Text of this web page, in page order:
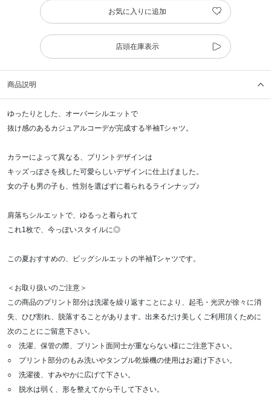
お気に入りに追加
店頭在庫表示
商品説明
ゆったりとした、オーバーシルエットで
抜け感のあるカジュアルコーデが完成する半袖Tシャツ。
カラーによって異なる、プリントデザインは
キッズっぽさを残した可愛らしいデザインに仕上げました。
女の子も男の子も、性別を選ばずに着られるラインナップ♪
肩落ちシルエットで、ゆるっと着られて
これ1枚で、今っぽいスタイルに◎
この夏おすすめの、ビッグシルエットの半袖Tシャツです。
＜お取り扱いのご注意＞
この商品のプリント部分は洗濯を繰り返すことにより、起毛・光沢が徐々に消
失、ひび割れ、脱落することがあります。出来るだけ美しくご利用頂くために
次のことにご留意下さい。
○ 洗濯、保管の際、プリント面同士が重ならない様にご注意下さい。
○ プリント部分のもみ洗いやタンブル乾燥機の使用はお避け下さい。
○ 洗濯後、すみやかに広げて下さい。
○ 脱水は弱く、形を整えてから干して下さい。